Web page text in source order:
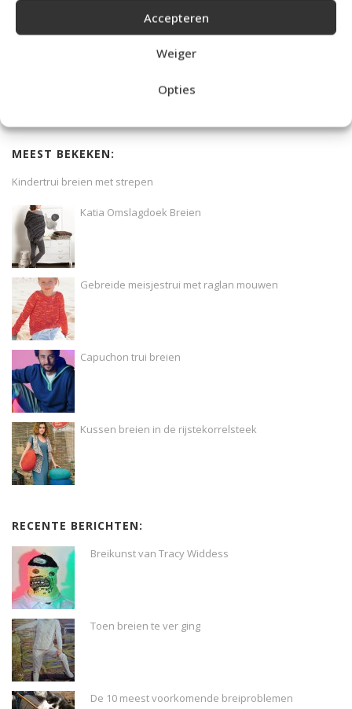
Accepteren
Weiger
Opties
DAMESJAS BREIEN VAN HEERLIJK ZACHT GAREN
MEEST BEKEKEN:
Kindertrui breien met strepen
Katia Omslagdoek Breien
Gebreide meisjestrui met raglan mouwen
Capuchon trui breien
Kussen breien in de rijstekorrelsteek
RECENTE BERICHTEN:
Breikunst van Tracy Widdess
Toen breien te ver ging
De 10 meest voorkomende breiproblemen